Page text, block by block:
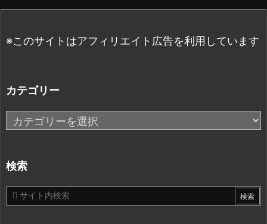
※このサイトはアフィリエイト広告を利用しています
カテゴリー
カ
テ
リ
ー
検索